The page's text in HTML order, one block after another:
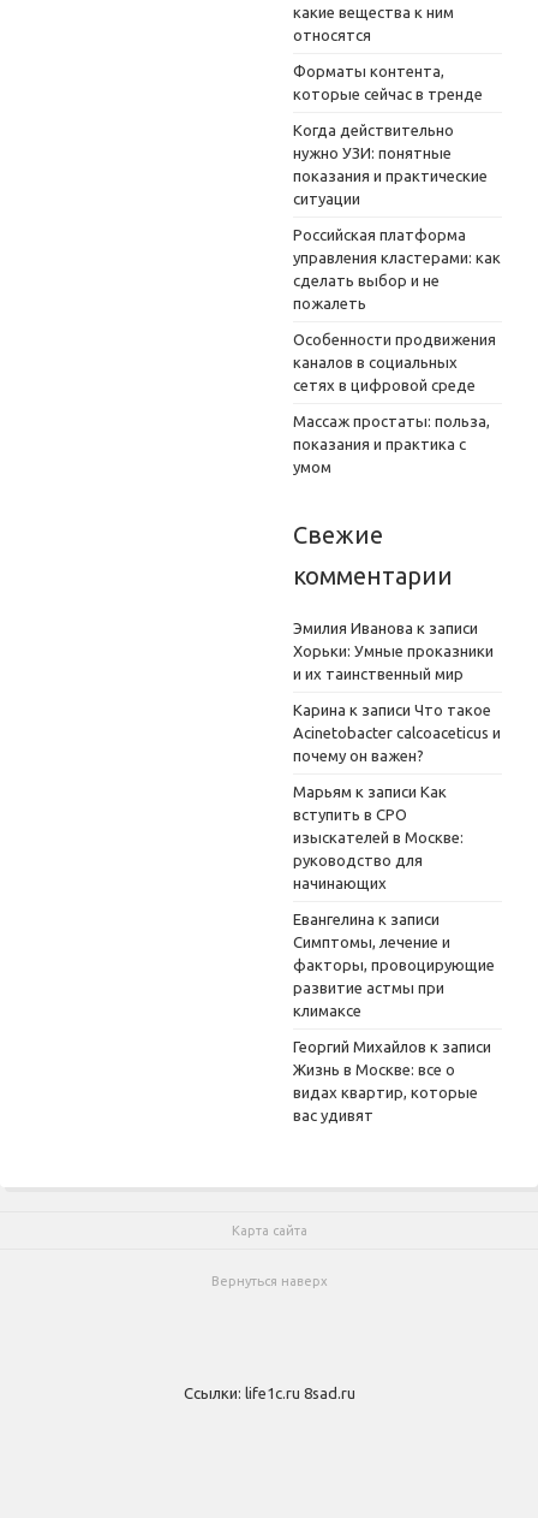
какие вещества к ним
относятся
Форматы контента,
которые сейчас в тренде
Когда действительно
нужно УЗИ: понятные
показания и практические
ситуации
Российская платформа
управления кластерами: как
сделать выбор и не
пожалеть
Особенности продвижения
каналов в социальных
сетях в цифровой среде
Массаж простаты: польза,
показания и практика с
умом
Свежие
комментарии
Эмилия Иванова к записи
Хорьки: Умные проказники
и их таинственный мир
Карина к записи Что такое
Acinetobacter calcoaceticus и
почему он важен?
Марьям к записи Как
вступить в СРО
изыскателей в Москве:
руководство для
начинающих
Евангелина к записи
Симптомы, лечение и
факторы, провоцирующие
развитие астмы при
климаксе
Георгий Михайлов к записи
Жизнь в Москве: все о
видах квартир, которые
вас удивят
Карта сайта
Вернуться наверх
Ссылки: life1c.ru 8sad.ru